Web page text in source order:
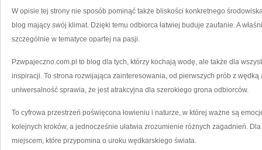
W opisie tej strony nie sposób pominąć także bliskości konkretnego
blog mający swój klimat. Dzięki temu odbiorca łatwiej buduje zaufanie. A
szczególnie w tematyce opartej na pasji.
Pzwpajeczno.com.pl to blog dla tych, którzy kochają wodę, ale także dla
inspiracji. To strona rozwijająca zainteresowania, od pierwszych prób z
uniwersalność sprawia, że jest atrakcyjna dla szerokiego grona odbiorców.
To cyfrowa przestrzeń poświęcona łowieniu i naturze, w której ważne są
kolejnych kroków, a jednocześnie ułatwia zrozumienie różnych zagadnień.
miejscem, które przypomina o uroku wędkarskiego świata.